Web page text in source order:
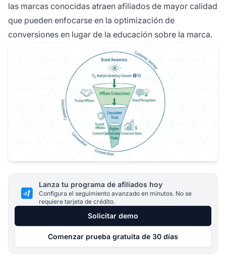
las marcas conocidas atraen afiliados de mayor calidad
que pueden enfocarse en la optimización de
conversiones en lugar de la educación sobre la marca.
Lanza tu programa de afiliados hoy
Configura el seguimiento avanzado en minutos. No se
requiere tarjeta de crédito.
Solicitar demo
Comenzar prueba gratuita de 30 días